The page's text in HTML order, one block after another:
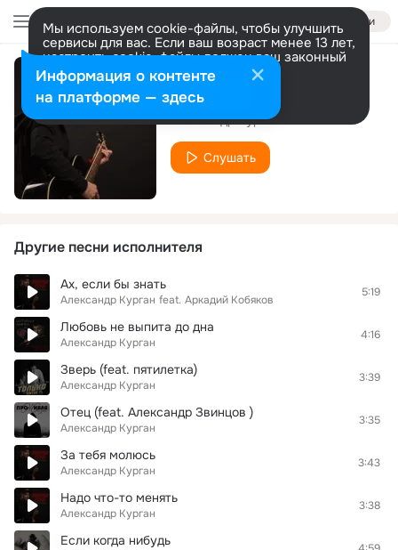
Войти
Мы используем cookie-файлы, чтобы улучшить
сервисы для вас. Если ваш возраст менее 13 лет,
настроить cookie-файлы должен ваш законный
представитель. Больше информации
Разрешить все Настроить
Так хочу
Александр Курган
Слушать
Другие песни исполнителя
Ах, если бы знать
Александр Курган feat. Аркадий Кобяков
5:19
Любовь не выпита до дна
Александр Курган
4:16
Зверь (feat. пятилетка)
Александр Курган
3:39
Отец (feat. Александр Звинцов )
Александр Курган
3:35
За тебя молюсь
Александр Курган
3:43
Надо что-то менять
Александр Курган
3:38
Если когда нибудь
Информация о контенте
на платформе — здесь